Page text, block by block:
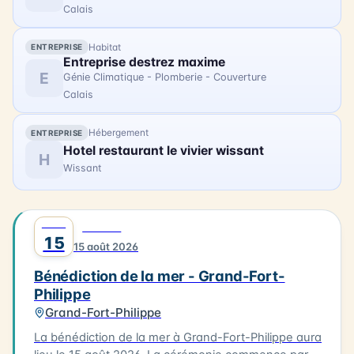
Calais
ENTREPRISE Habitat
E
Entreprise destrez maxime
Génie Climatique - Plomberie - Couverture
Calais
ENTREPRISE Hébergement
H Hotel restaurant le vivier wissant
Wissant
15 15 août 2026
Bénédiction de la mer - Grand-Fort-
Philippe
Grand-Fort-Philippe
La bénédiction de la mer à Grand-Fort-Philippe aura